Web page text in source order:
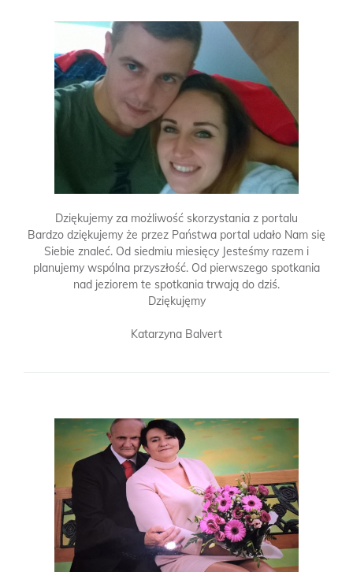
Dziękujemy za możliwość skorzystania z portalu
Bardzo dziękujemy że przez Państwa portal udało Nam się
Siebie znaleć. Od siedmiu miesięcy Jesteśmy razem i
planujemy wspólna przyszłość. Od pierwszego spotkania
nad jeziorem te spotkania trwają do dziś.
Dziękujęmy
Katarzyna Balvert